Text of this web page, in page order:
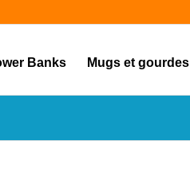
Banks Mugs et gourdes